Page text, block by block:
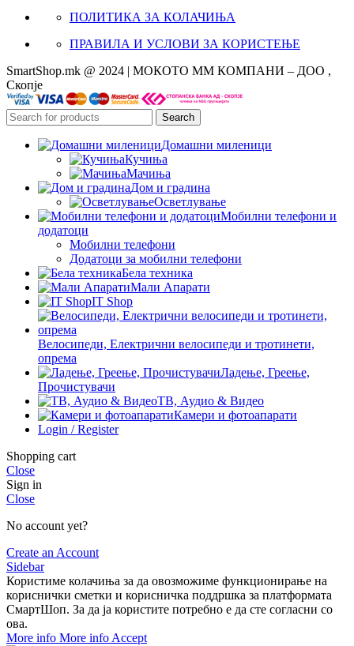
ПОЛИТИКА ЗА КОЛАЧИЊА
ПРАВИЛА И УСЛОВИ ЗА КОРИСТЕЊЕ
SmartShop.mk @ 2024 | МОКОТО ММ КОМПАНИ – ДОО ,
Скопје
Search
Домашни миленици
Кучиња
Мачиња
Дом и градина
Осветлување
Мобилни телефони и
додатоци
Мобилни телефони
Додатоци за мобилни телефони
Бела техника
Мали Апарати
IT Shop
Велосипеди, Електрични велосипеди и тротинети,
опрема
Ладење, Греење,
Прочистувачи
ТВ, Аудио & Видео
Камери и фотоапарати
Login / Register
Shopping cart
Close
Sign in
Close
No account yet?
Create an Account
Sidebar
Користиме колачиња за да овозможиме функционирање на
кориснички сметки и корисничка поддршка за платформата
СмартШоп. За да ја користите потребно е да сте согласни со
ова.
More info More info Accept